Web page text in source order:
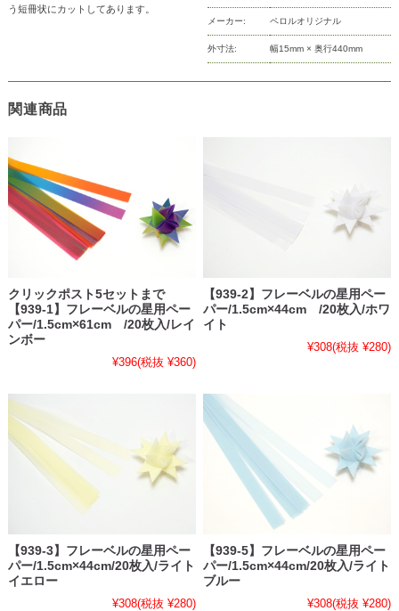
う短冊状にカットしてあります。
メーカー: ペロルオリジナル
外寸法: 幅15mm × 奥行440mm
関連商品
クリックポスト5セットまで
【939-1】フレーベルの星用ペー
パー/1.5cm×61cm /20枚入/レイ
ンボー
¥396(税抜 ¥360)
【939-2】フレーベルの星用ペー
パー/1.5cm×44cm /20枚入/ホワ
イト
¥308(税抜 ¥280)
【939-3】フレーベルの星用ペー
パー/1.5cm×44cm/20枚入/ライト
イエロー
¥308(税抜 ¥280)
【939-5】フレーベルの星用ペー
パー/1.5cm×44cm/20枚入/ライト
ブルー
¥308(税抜 ¥280)